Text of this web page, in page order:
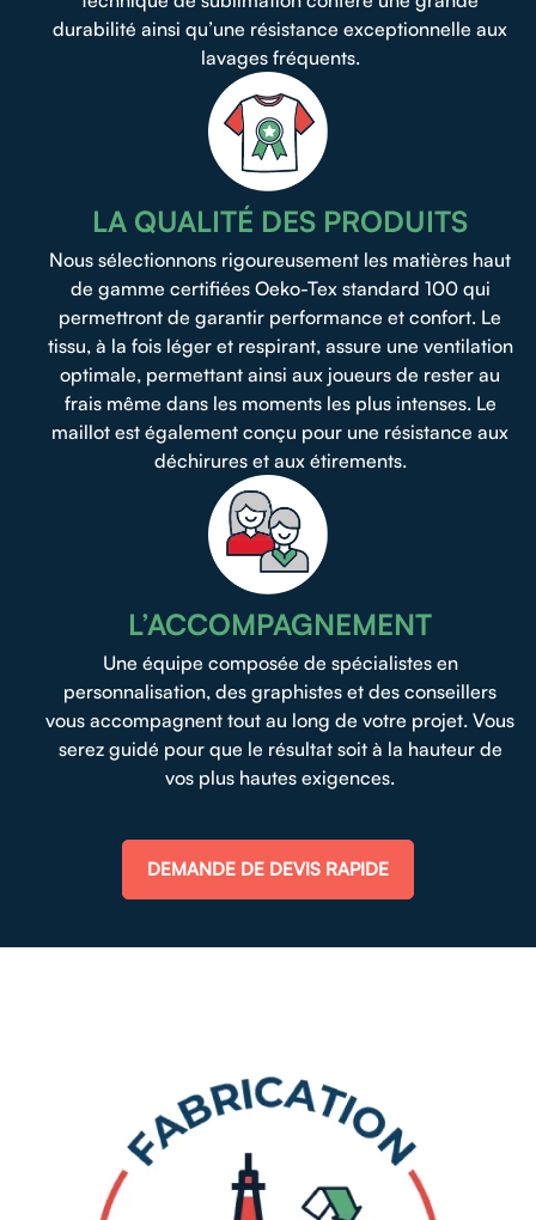
durabilité ainsi qu’une résistance exceptionnelle aux
lavages fréquents.
LA QUALITÉ DES PRODUITS
Nous sélectionnons rigoureusement les matières haut
de gamme certifiées Oeko-Tex standard 100 qui
permettront de garantir performance et confort. Le
tissu, à la fois léger et respirant, assure une ventilation
optimale, permettant ainsi aux joueurs de rester au
frais même dans les moments les plus intenses. Le
maillot est également conçu pour une résistance aux
déchirures et aux étirements.
L’ACCOMPAGNEMENT
Une équipe composée de spécialistes en
personnalisation, des graphistes et des conseillers
vous accompagnent tout au long de votre projet. Vous
serez guidé pour que le résultat soit à la hauteur de
vos plus hautes exigences.
DEMANDE DE DEVIS RAPIDE